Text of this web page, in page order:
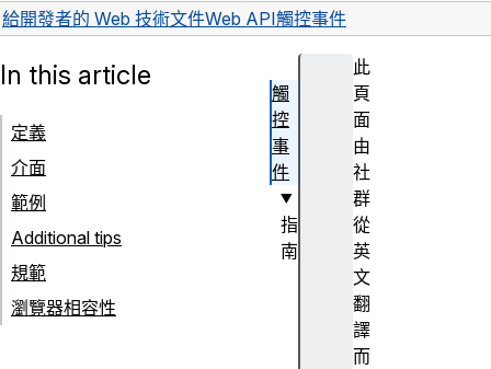
給開發者的 Web 技術文件Web API觸控事件
此
頁
面
由
社
群
從
英
文
翻
譯
而
In this article
定義
介面
範例
Additional tips
規範
瀏覽器相容性
觸
控
事
件
指
南